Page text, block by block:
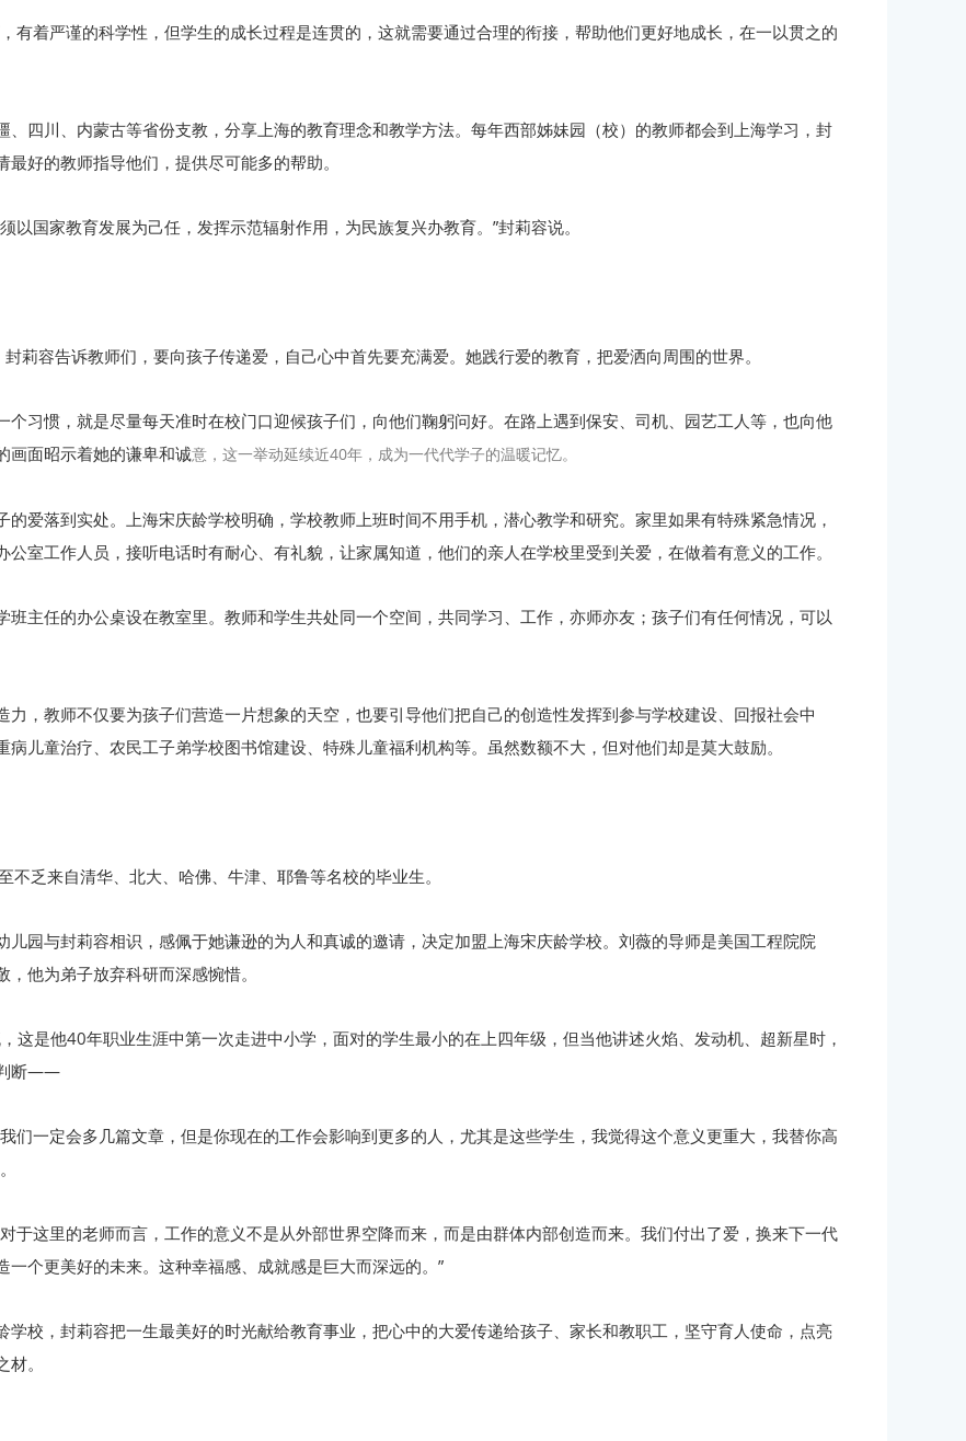
有着严谨的科学性，但学生的成长过程是连贯的，这就需要通过合理的衔接，帮助他们更好地成长，在一以贯之的
四川、内蒙古等省份支教，分享上海的教育理念和教学方法。每年西部姊妹园（校）的教师都会到上海学习，封
好的教师指导他们，提供尽可能多的帮助。
以国家教育发展为己任，发挥示范辐射作用，为民族复兴办教育。”封莉容说。
莉容告诉教师们，要向孩子传递爱，自己心中首先要充满爱。她践行爱的教育，把爱洒向周围的世界。
习惯，就是尽量每天准时在校门口迎候孩子们，向他们鞠躬问好。在路上遇到保安、司机、园艺工人等，也向他
画面昭示着她的谦卑和诚意，这一举动延续近40年，成为一代代学子的温暖记忆。
爱落到实处。上海宋庆龄学校明确，学校教师上班时间不用手机，潜心教学和研究。家里如果有特殊紧急情况，
室工作人员，接听电话时有耐心、有礼貌，让家属知道，他们的亲人在学校里受到关爱，在做着有意义的工作。
主任的办公桌设在教室里。教师和学生共处同一个空间，共同学习、工作，亦师亦友；孩子们有任何情况，可以
，教师不仅要为孩子们营造一片想象的天空，也要引导他们把自己的创造性发挥到参与学校建设、回报社会中
儿童治疗、农民工子弟学校图书馆建设、特殊儿童福利机构等。虽然数额不大，但对他们却是莫大鼓励。
乏来自清华、北大、哈佛、牛津、耶鲁等名校的毕业生。
园与封莉容相识，感佩于她谦逊的为人和真诚的邀请，决定加盟上海宋庆龄学校。刘薇的导师是美国工程院院
他为弟子放弃科研而深感惋惜。
这是他40年职业生涯中第一次走进中小学，面对的学生最小的在上四年级，但当他讲述火焰、发动机、超新星时，
判断——
们一定会多几篇文章，但是你现在的工作会影响到更多的人，尤其是这些学生，我觉得这个意义更重大，我替你高
于这里的老师而言，工作的意义不是从外部世界空降而来，而是由群体内部创造而来。我们付出了爱，换来下一代
个更美好的未来。这种幸福感、成就感是巨大而深远的。”
校，封莉容把一生最美好的时光献给教育事业，把心中的大爱传递给孩子、家长和教职工，坚守育人使命，点亮
。